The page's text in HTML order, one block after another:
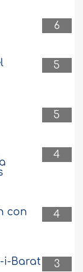
6
5
5
4
4
con
3
i-Barat